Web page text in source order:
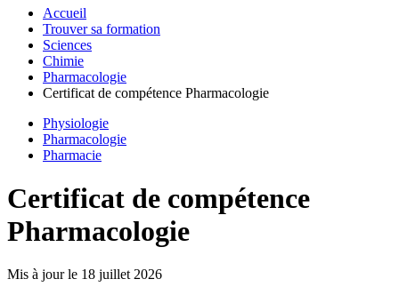
Accueil
Trouver sa formation
Sciences
Chimie
Pharmacologie
Certificat de compétence Pharmacologie
Physiologie
Pharmacologie
Pharmacie
Certificat de compétence
Pharmacologie
Mis à jour le 18 juillet 2026